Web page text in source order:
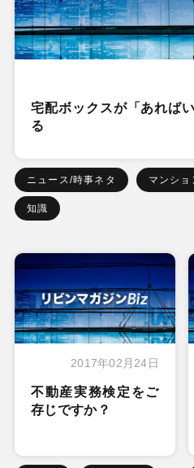
宅配ボックスが「あれば
る
ニュース/時事ネタ マンショ
知識
2017年02月24日
不動産実務検定をご
存じですか？